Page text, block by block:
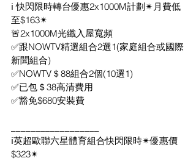
ℹ 快閃限時轉台優惠2x1000M計劃✴月費低
至$163✴
🚨2x1000M光纖入屋寬頻
✅跟NOWTV精選組合2選1(家庭組合或國際
新聞組合)
✅NOWTV＄88組合2個(10選1)
✅已包＄38高清費用
✅豁免$680安裝費
ℹ英超歐聯六星體育組合快閃限時✴優惠價
$323✴